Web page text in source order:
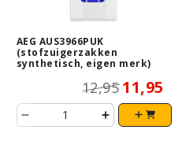
AEG AUS3966PUK
(stofzuigerzakken
synthetisch, eigen merk)
12,95 11,95